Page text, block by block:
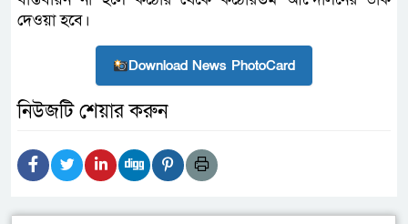
দেওয়া হবে।
Download News PhotoCard
নিউজটি শেয়ার করুন